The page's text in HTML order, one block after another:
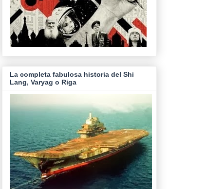
La completa fabulosa historia del Shi
Lang, Varyag o Riga